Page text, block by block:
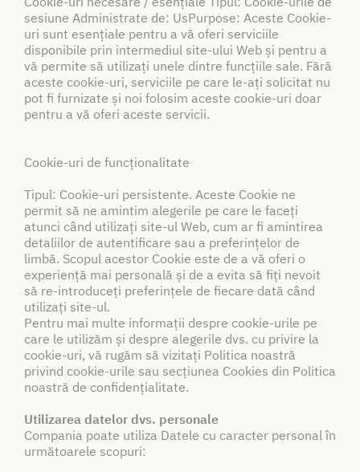
sesiune Administrate de: UsPurpose: Aceste Cookie-
uri sunt esențiale pentru a vă oferi serviciile
disponibile prin intermediul site-ului Web și pentru a
vă permite să utilizați unele dintre funcțiile sale. Fără
aceste cookie-uri, serviciile pe care le-ați solicitat nu
pot fi furnizate și noi folosim aceste cookie-uri doar
pentru a vă oferi aceste servicii.
Cookie-uri de funcționalitate
Tipul: Cookie-uri persistente. Aceste Cookie ne
permit să ne amintim alegerile pe care le faceți
atunci când utilizați site-ul Web, cum ar fi amintirea
detaliilor de autentificare sau a preferințelor de
limbă. Scopul acestor Cookie este de a vă oferi o
experiență mai personală și de a evita să fiți nevoit
să re-introduceți preferințele de fiecare dată când
utilizați site-ul.
Pentru mai multe informații despre cookie-urile pe
care le utilizăm și despre alegerile dvs. cu privire la
cookie-uri, vă rugăm să vizitați Politica noastră
privind cookie-urile sau secțiunea Cookies din Politica
noastră de confidențialitate.
Utilizarea datelor dvs. personale
Compania poate utiliza Datele cu caracter personal în
următoarele scopuri: